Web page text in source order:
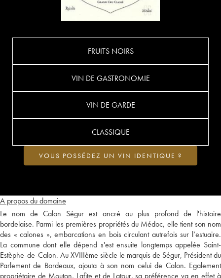
A propos du domaine
Le nom de Calon Ségur est ancré au plus profond de l'histoire
bordelaise. Parmi les premières propriétés du Médoc, elle tient son nom
des « calones », embarcations en bois circulant autrefois sur l’estuaire.
La commune dont elle dépend s'est ensuite longtemps appelée Saint-
Estèphe-de-Calon. Au XVIIIème siècle le marquis de Ségur, Président du
Parlement de Bordeaux, ajouta à son nom celui de Calon. Egalement
propriétaire de Mouton, Lafite et de Latour, sa préférence va en effet à
FRUITS NOIRS
VIN DE GASTRONOMIE
VIN DE GARDE
CLASSIQUE
VOUS POSSÉDEZ UN VIN IDENTIQUE ?